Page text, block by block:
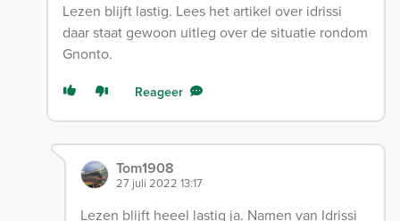
Lezen blijft lastig. Lees het artikel over idrissi
daar staat gewoon uitleg over de situatie rondom
Gnonto.
Reageer
Tom1908
27 juli 2022 13:17
Lezen blijft heeel lastig ja. Namen van Idrissi